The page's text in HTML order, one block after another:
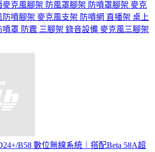
麥克風腳架 防風罩腳架 防噴罩腳架 麥克
防噴腳架 麥克風支架 防噴網 直播架 桌上
噴罩 防震 三腳架 錄音設備 麥克風三腳架
B58 數位無線系統｜搭配Beta 58A超